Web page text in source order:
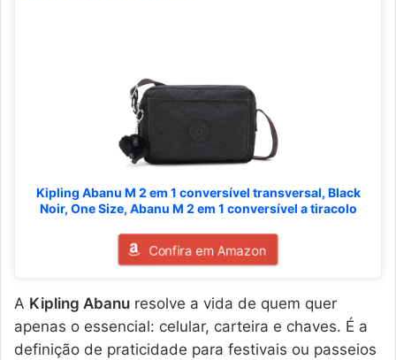
Kipling Abanu M 2 em 1 conversível transversal, Black
Noir, One Size, Abanu M 2 em 1 conversível a tiracolo
Confira em Amazon
A Kipling Abanu resolve a vida de quem quer
apenas o essencial: celular, carteira e chaves. É a
definição de praticidade para festivais ou passeios